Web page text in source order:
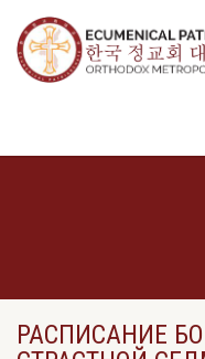
РАСПИСАНИЕ